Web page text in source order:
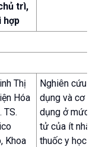
trì,
hợp
Thị
Hóa
TS.
Khoa
Nghiên cứu
dụng và cơ
dụng ở mức
tử của ít nhất
thuốc y học